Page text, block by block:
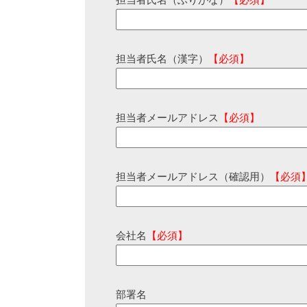
担当者氏名（漢字） 【必須】
担当者メールアドレス 【必須】
担当者メールアドレス（確認用） 【必須
会社名 【必須】
部署名